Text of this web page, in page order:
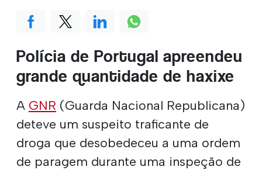
Polícia de Portugal apreendeu
grande quantidade de haxixe
A GNR (Guarda Nacional Republicana)
deteve um suspeito traficante de
droga que desobedeceu a uma ordem
de paragem durante uma inspeção de